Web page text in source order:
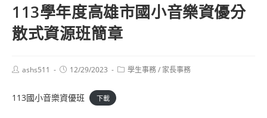
113學年度高雄市國小音樂資優分
散式資源班簡章
Postashs511
Post12/29/2023
Post學生事務/ 家長事務
113國小音樂資優班 下載